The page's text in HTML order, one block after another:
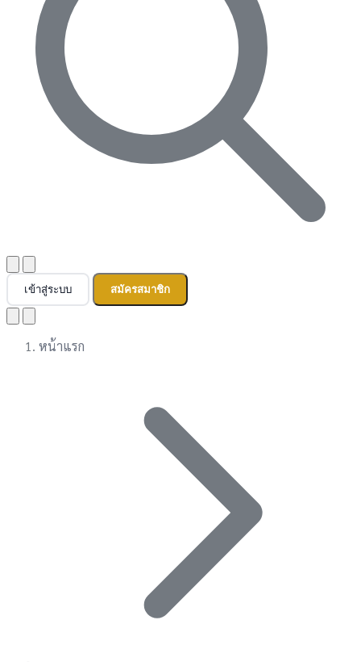
เข้าสู่ระบบ สมัครสมาชิก
หน้าแรก